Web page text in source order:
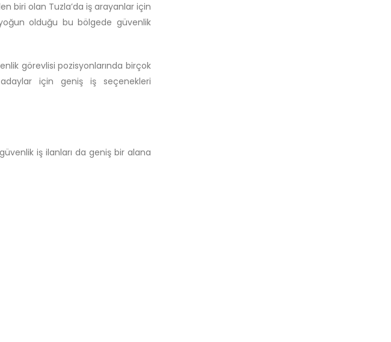
biri olan Tuzla’da iş arayanlar için
olduğu bu bölgede güvenlik
görevlisi pozisyonlarında birçok
için geniş iş seçenekleri
iş ilanları da geniş bir alana